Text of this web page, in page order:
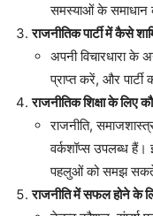
समस्याओं के समाधान
राजनीतिक पार्टी में कैसे
अपनी विचारधारा के
प्राप्त करें, और पार्टी
राजनीतिक शिक्षा के लिए
राजनीति,
वर्कशॉप्स उपलब्ध
पहलुओं को समझ
राजनीति में सफल होने के